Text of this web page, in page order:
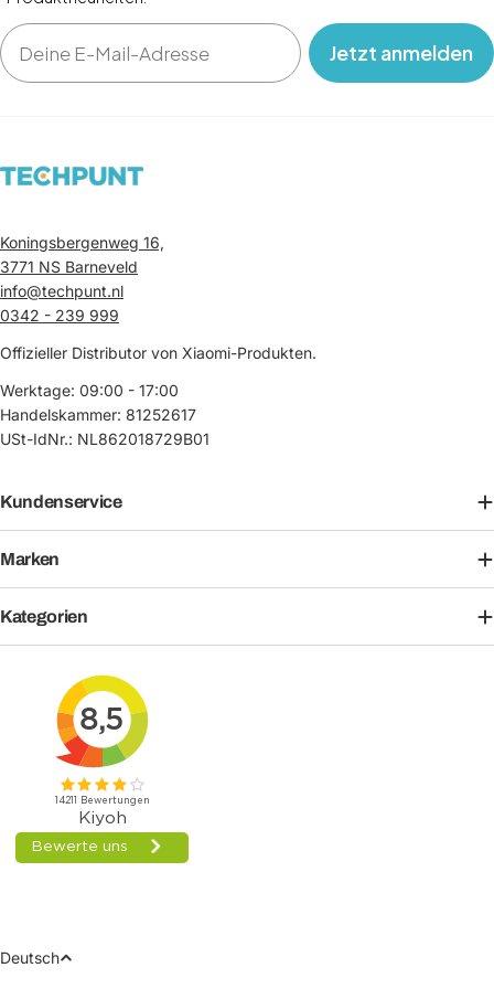
Email
‎ ‎ ‎ Jetzt anmelden‎ ‎ ‎ ‎
Koningsbergenweg 16,
3771 NS Barneveld
info@techpunt.nl
0342 - 239 999
Offizieller Distributor von Xiaomi-Produkten.
Werktage: 09:00 - 17:00
Handelskammer: 81252617
USt-IdNr.: NL862018729B01
Kundenservice
Marken
Kategorien
Sprache
Deutsch